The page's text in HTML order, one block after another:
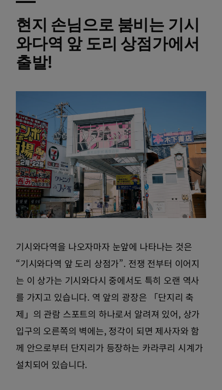
현지 손님으로 붐비는 기시
와다역 앞 도리 상점가에서
출발!
기시와다역을 나오자마자 눈앞에 나타나는 것은
“기시와다역 앞 도리 상점가”. 전쟁 전부터 이어지
는 이 상가는 기시와다시 중에서도 특히 오랜 역사
를 가지고 있습니다. 역 앞의 광장은 「단지리 축
제」의 관람 스포트의 하나로서 알려져 있어, 상가
입구의 오른쪽의 벽에는, 정각이 되면 제사자와 함
께 안으로부터 단지리가 등장하는 카라쿠리 시계가
설치되어 있습니다.